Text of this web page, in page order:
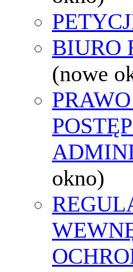
BIURO
(nowe
okno)